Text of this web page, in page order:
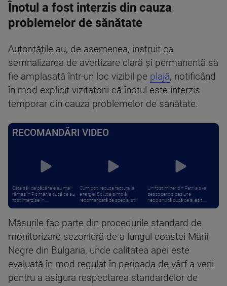
Înotul a fost interzis din cauza
problemelor de sănătate
Autoritățile au, de asemenea, instruit ca
semnalizarea de avertizare clară și permanentă să
fie amplasată într-un loc vizibil pe plajă, notificând
în mod explicit vizitatorii că înotul este interzis
temporar din cauza problemelor de sănătate.
RECOMANDĂRI VIDEO
Câte săli de păcănele au mai
rămas în România după ce au
fost interzise în ...
Cum poți reduce factura la
energie. Soluția simplă
recomandată de specialiști
Un fost miner din Petrila și-a
descoperit o pasiune
neobișnuită după ce a ieșit ...
Măsurile fac parte din procedurile standard de
monitorizare sezonieră de-a lungul coastei Mării
Negre din Bulgaria, unde calitatea apei este
evaluată în mod regulat în perioada de vârf a verii
pentru a asigura respectarea standardelor de